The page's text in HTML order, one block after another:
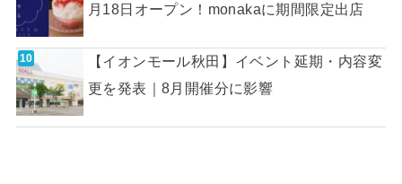
月18日オープン！monakaに期間限定出店
【イオンモール秋田】イベント延期・内容変
更を発表｜8月開催分に影響